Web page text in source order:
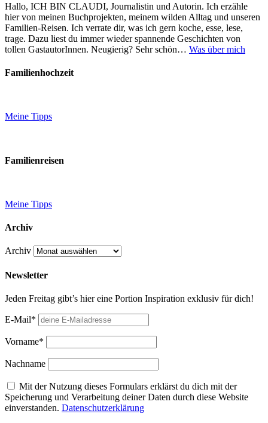
Hallo, ICH BIN CLAUDI, Journalistin und Autorin. Ich erzähle
hier von meinen Buchprojekten, meinem wilden Alltag und unseren
Familien-Reisen. Ich verrate dir, was ich gern koche, esse, lese,
trage. Dazu liest du immer wieder spannende Geschichten von
tollen GastautorInnen. Neugierig? Sehr schön… Was über mich
Familienhochzeit
Meine Tipps
Familienreisen
Meine Tipps
Archiv
Archiv
Newsletter
Jeden Freitag gibt’s hier eine Portion Inspiration exklusiv für dich!
E-Mail*
Vorname*
Nachname
Mit der Nutzung dieses Formulars erklärst du dich mit der
Speicherung und Verarbeitung deiner Daten durch diese Website
einverstanden. Datenschutzerklärung